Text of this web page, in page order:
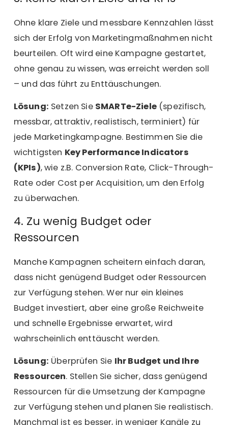
Ohne klare Ziele und messbare Kennzahlen lässt
sich der Erfolg von Marketingmaßnahmen nicht
beurteilen. Oft wird eine Kampagne gestartet,
ohne genau zu wissen, was erreicht werden soll
– und das führt zu Enttäuschungen.
Lösung: Setzen Sie SMARTe-Ziele(spezifisch,
messbar, attraktiv, realistisch, terminiert) für
jede Marketingkampagne. Bestimmen Sie die
wichtigsten Key Performance Indicators
(KPIs), wie z.B. Conversion Rate, Click-Through-
Rate oder Cost per Acquisition, um den Erfolg
zu überwachen.
4. Zu wenig Budget oder
Ressourcen
Manche Kampagnen scheitern einfach daran,
dass nicht genügend Budget oder Ressourcen
zur Verfügung stehen. Wer nur ein kleines
Budget investiert, aber eine große Reichweite
und schnelle Ergebnisse erwartet, wird
wahrscheinlich enttäuscht werden.
Lösung: Überprüfen Sie Ihr Budget und Ihre
Ressourcen. Stellen Sie sicher, dass genügend
Ressourcen für die Umsetzung der Kampagne
zur Verfügung stehen und planen Sie realistisch.
Manchmal ist es besser, in weniger Kanäle zu